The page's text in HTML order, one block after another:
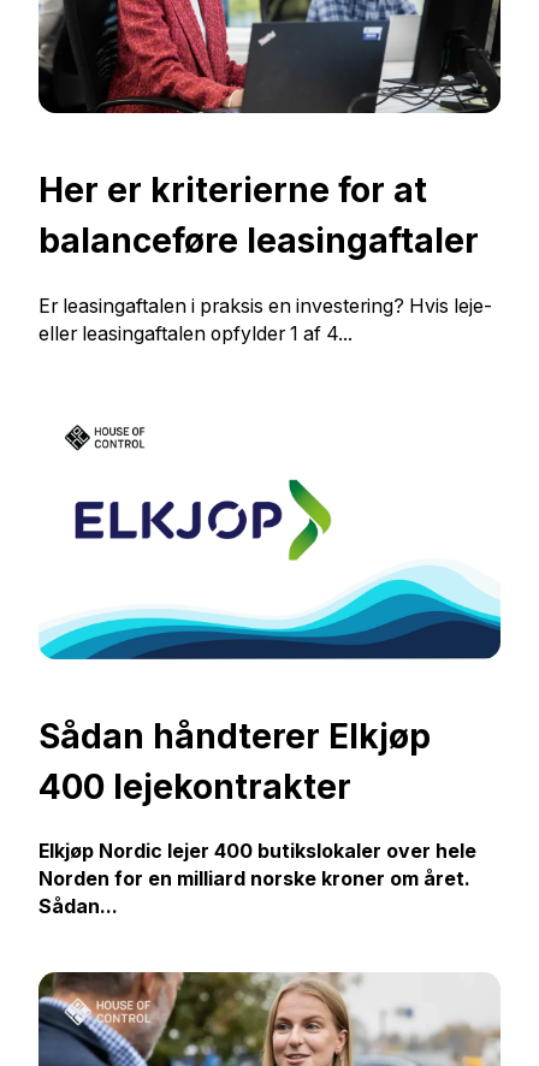
Her er kriterierne for at
balanceføre leasingaftaler
Er leasingaftalen i praksis en investering? Hvis leje-
eller leasingaftalen opfylder 1 af 4...
Sådan håndterer Elkjøp
400 lejekontrakter
Elkjøp Nordic lejer 400 butikslokaler over hele
Norden for en milliard norske kroner om året.
Sådan...